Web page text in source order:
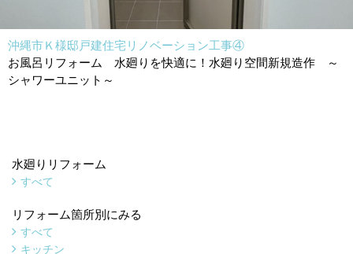
沖縄市Ｋ様邸戸建住宅リノベーション工事④
お風呂リフォーム 水廻りを快適に！水廻り空間新規造作 ～
シャワーユニット～
水廻りリフォーム
すべて
リフォーム箇所別にみる
すべて
キッチン